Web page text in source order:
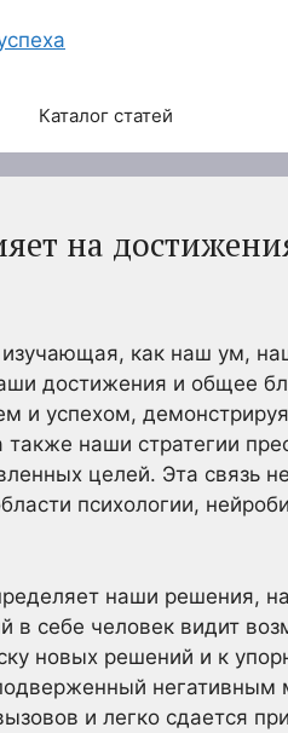
Каталог статей
на
изучающая, как наш ум,
достижения и общее
и успехом,
наши стратегии
целей. Эта связь
психологии,
наши решения,
в себе человек видит
новых решений и к
и легко сдается